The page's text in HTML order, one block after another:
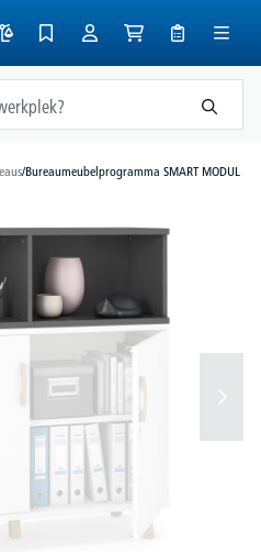
/Bureaumeubelprogramma SMART MODUL